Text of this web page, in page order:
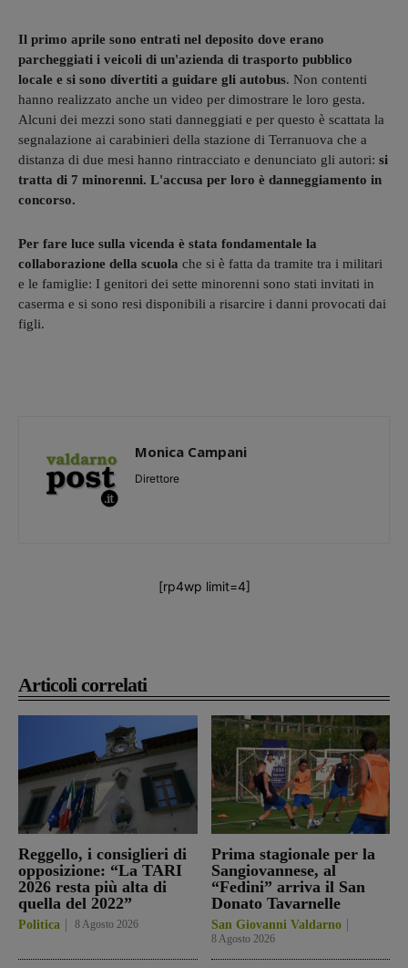
Articoli correlati
Reggello, i consiglieri di
opposizione: “La TARI
2026 resta più alta di
quella del 2022”
Politica 8 Agosto 2026
Prima stagionale per la
Sangiovannese, al
“Fedini” arriva il San
Donato Tavarnelle
San Giovanni Valdarno
8 Agosto 2026
Il primo aprile sono entrati nel deposito dove erano
parcheggiati i veicoli di un'azienda di trasporto pubblico
locale e si sono divertiti a guidare gli autobus. Non contenti
hanno realizzato anche un video per dimostrare le loro gesta.
Alcuni dei mezzi sono stati danneggiati e per questo è scattata la
segnalazione ai carabinieri della stazione di Terranuova che a
distanza di due mesi hanno rintracciato e denunciato gli autori: si
tratta di 7 minorenni. L'accusa per loro è danneggiamento in
concorso.
Per fare luce sulla vicenda è stata fondamentale la
collaborazione della scuola che si è fatta da tramite tra i militari
e le famiglie: I genitori dei sette minorenni sono stati invitati in
caserma e si sono resi disponibili a risarcire i danni provocati dai
figli.
Monica Campani
Direttore
[rp4wp limit=4]